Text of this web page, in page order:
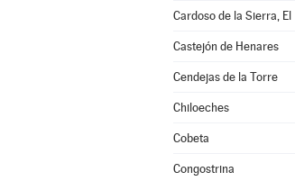
Cardoso de la Sierra, El
Castejón de Henares
Cendejas de la Torre
Chiloeches
Cobeta
Congostrina